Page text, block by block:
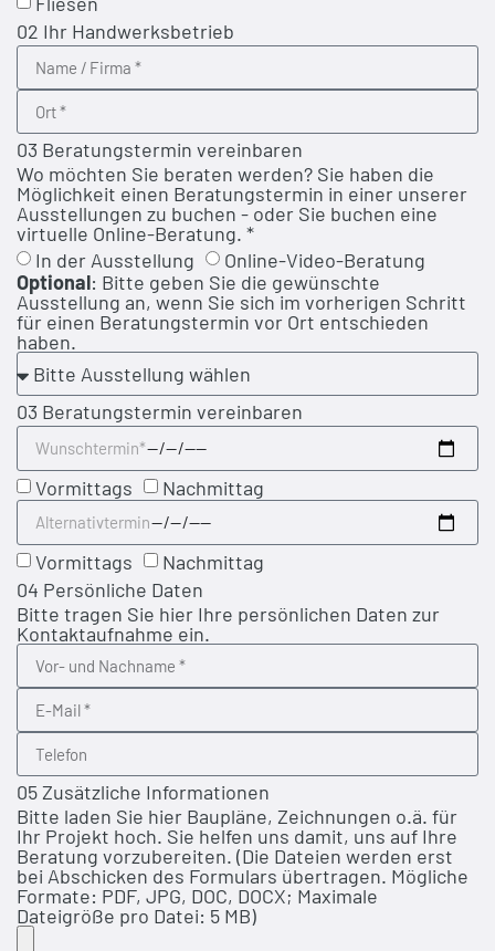
02 Ihr Handwerksbetrieb
03 Beratungstermin vereinbaren
Wo möchten Sie beraten werden? Sie haben die
Möglichkeit einen Beratungstermin in einer unserer
Ausstellungen zu buchen - oder Sie buchen eine
virtuelle Online-Beratung. *
In der Ausstellung
Online-Video-Beratung
Optional: Bitte geben Sie die gewünschte
Ausstellung an, wenn Sie sich im vorherigen Schritt
für einen Beratungstermin vor Ort entschieden
haben.
03 Beratungstermin vereinbaren
Vormittags Nachmittag
Vormittags
Nachmittag
04 Persönliche Daten
Bitte tragen Sie hier Ihre persönlichen Daten zur
Kontaktaufnahme ein.
05 Zusätzliche Informationen
Bitte laden Sie hier Baupläne, Zeichnungen o.ä. für
Ihr Projekt hoch. Sie helfen uns damit, uns auf Ihre
Beratung vorzubereiten. (Die Dateien werden erst
bei Abschicken des Formulars übertragen. Mögliche
Formate: PDF, JPG, DOC, DOCX; Maximale
Dateigröße pro Datei: 5 MB)